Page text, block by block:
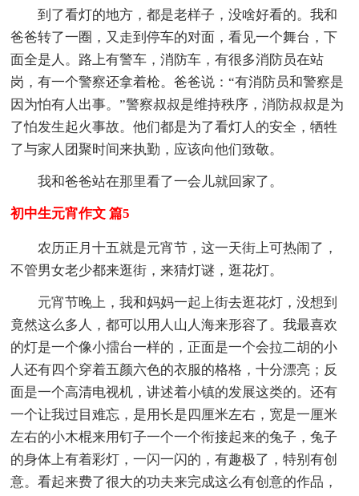
到了看灯的地方，都是老样子，没啥好看的。我和
爸爸转了一圈，又走到停车的对面，看见一个舞台，下
面全是人。路上有警车，消防车，有很多消防员在站
岗，有一个警察还拿着枪。爸爸说：“有消防员和警察是
因为怕有人出事。”警察叔叔是维持秩序，消防叔叔是为
了怕发生起火事故。他们都是为了看灯人的安全，牺牲
了与家人团聚时间来执勤，应该向他们致敬。
我和爸爸站在那里看了一会儿就回家了。
初中生元宵作文 篇5
农历正月十五就是元宵节，这一天街上可热闹了，
不管男女老少都来逛街，来猜灯谜，逛花灯。
元宵节晚上，我和妈妈一起上街去逛花灯，没想到
竟然这么多人，都可以用人山人海来形容了。我最喜欢
的灯是一个像小擂台一样的，正面是一个会拉二胡的小
人还有四个穿着五颜六色的衣服的格格，十分漂亮；反
面是一个高清电视机，讲述着小镇的发展这类的。还有
一个让我过目难忘，是用长是四厘米左右，宽是一厘米
左右的小木棍来用钉子一个一个衔接起来的兔子，兔子
的身体上有着彩灯，一闪一闪的，有趣极了，特别有创
意。看起来费了很大的功夫来完成这么有创意的作品，